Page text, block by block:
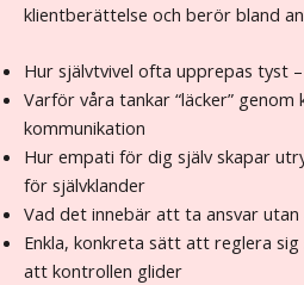
klientberättelse och berör bland
Hur självtvivel ofta upprepas tyst
Varför våra tankar “läcker”
kommunikation
Hur empati för dig själv skapar
för självklander
Vad det innebär att ta ansvar
Enkla, konkreta sätt att reglera
att kontrollen glider